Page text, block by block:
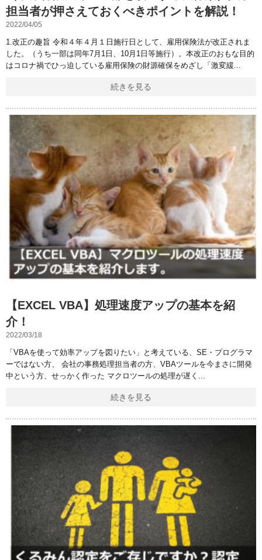
担当者が押さえておくべきポイントを解説！
2022/04/05
1.改正の趣旨 令和４年４月１日施行日として、雇用保険法が改正されま
した。（うち一部は同年7月1日、10月1日等施行）。本改正のおもな目的
はコロナ禍でひっ迫している雇用保険の財源確保をめざし「激変緩
続きを見る
【EXCEL VBA】処理速度アップの基本を紹
介！
2022/03/18
「VBAを使って効率アップを図りたい」と考えている、SE・プログラマ
ーではない方、 会社の事務処理担当者の方、VBAツールを今まさに開発
中という方、せっかく作った マクロツールの処理が遅く
続きを見る